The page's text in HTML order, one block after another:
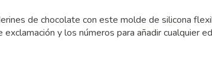
de chocolate con este molde de silicona
y los números para añadir cualquier